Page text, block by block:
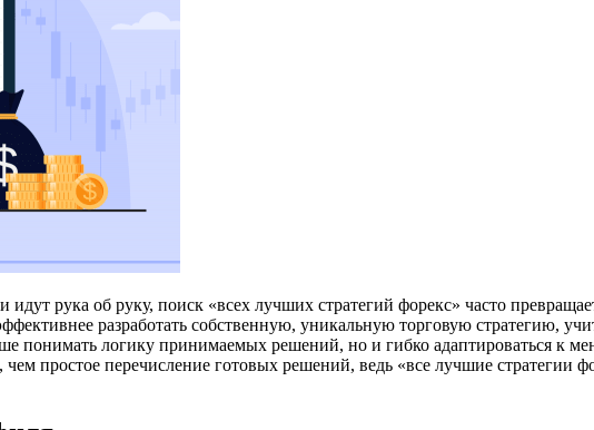
рука об руку, поиск «всех лучших стратегий форекс» часто
разработать собственную, уникальную торговую стратегию,
понимать логику принимаемых решений, но и гибко адаптироваться
простое перечисление готовых решений, ведь «все лучшие стратегии